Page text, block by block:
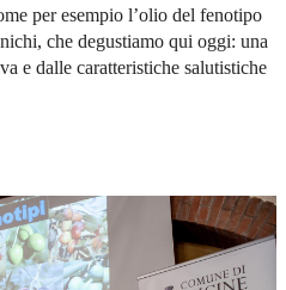
per esempio l’olio del fenotipo
che degustiamo qui oggi: una
e dalle caratteristiche salutistiche